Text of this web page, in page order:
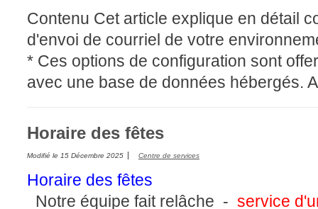
Contenu Cet article explique en détail
d'envoi de courriel de votre
* Ces options de configuration sont
avec une base de données hébergés.
Horaire des fêtes
Modifié le 15 Décembre 2025 Centre de services
Horaire des fêtes
Notre équipe fait relâche - service